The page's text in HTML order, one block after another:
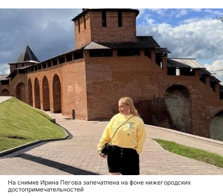
На снимке Ирина Пегова запечатлена на фоне нижегородских
достопримечательностей